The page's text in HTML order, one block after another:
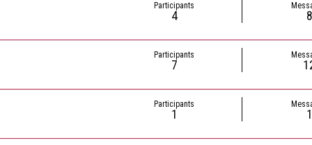
Participants
4 8
Participants
7
Participants
1 1